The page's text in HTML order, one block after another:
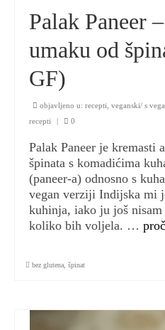
Palak Paneer
umaku od
GF)
objavljeno u: recepti veganski/ s
recepti
| 0
Palak Paneer je kremasti
špinata s komadićima
(paneer-a) odnosno s
vegan verziji Indijska mi
kuhinja, iako ju još
koliko bih voljela. …
bez glutena špinat